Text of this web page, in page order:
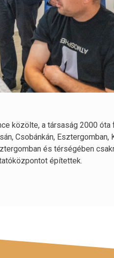
közölte, a társaság 2000
Csobánkán, Esztergomban,
és térségében
építettek.